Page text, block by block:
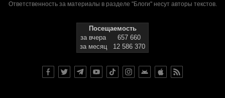
Ответственность за материалы в разделе "Блоги" несут авторы текстов.
Посещаемость
за вчера
657 660
за месяц
12 586 370